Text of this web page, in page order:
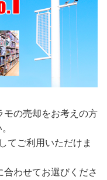
モの売却をお考えの方
てご利用いただけま
わせてお選びくださ